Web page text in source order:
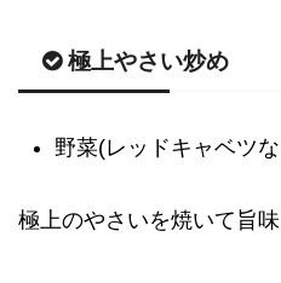
極上やさい炒め
野菜(レッドキャベツ
極上のやさいを焼いて旨